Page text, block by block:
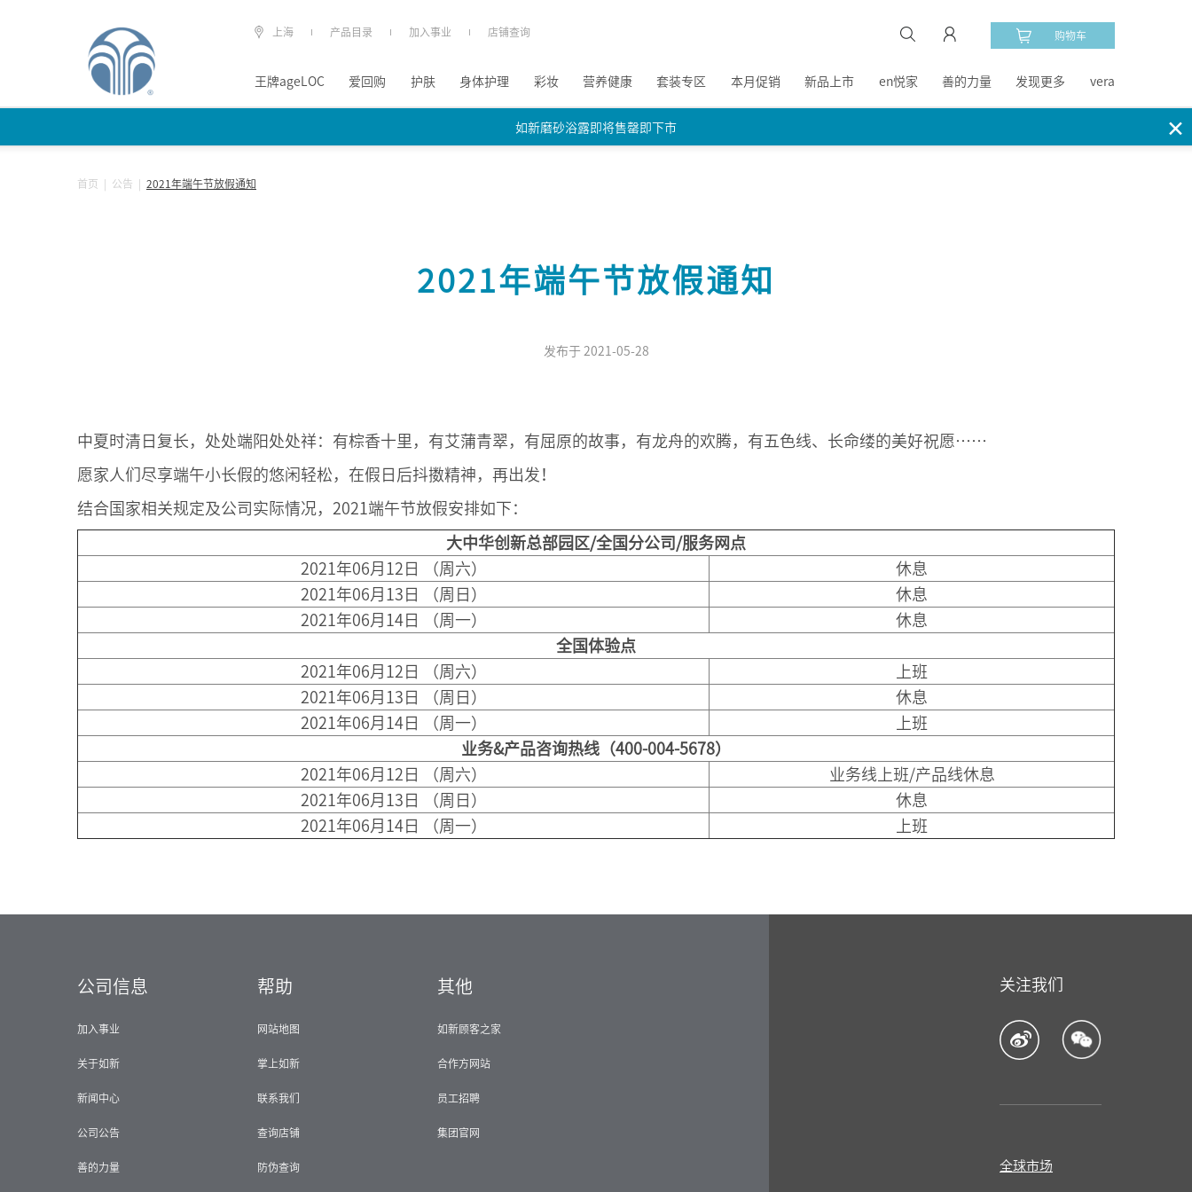
上海 产品目录 加入事业 店铺查询 购物车
王牌ageLOC 爱回购 护肤 身体护理 彩妆 营养健康 套装专区 本月促销 新品上市 en悦家 善的力量 发现更多 vera
✕
如新磨砂浴露即将售罄即下市
如新磨砂浴露即将售罄即下市
首页 公告 2021年端午节放假通知
2021年端午节放假通知
发布于 2021-05-28
中夏时清日复长，处处端阳处处祥：有棕香十里，有艾蒲青翠，有屈原的故事，有龙舟的欢腾，有五色线、长命缕的美好祝愿……
愿家人们尽享端午小长假的悠闲轻松，在假日后抖擞精神，再出发！
结合国家相关规定及公司实际情况，2021端午节放假安排如下：
大中华创新总部园区/全国分公司/服务网点
2021年06月12日 （周六）
休息
2021年06月13日 （周日）
休息
2021年06月14日 （周一）
休息
全国体验点
2021年06月12日 （周六）
上班
2021年06月13日 （周日）
休息
2021年06月14日 （周一）
上班
业务&产品咨询热线（400-004-5678）
2021年06月12日 （周六）
业务线上班/产品线休息
2021年06月13日 （周日）
休息
2021年06月14日 （周一）
上班
公司信息
加入事业
关于如新
新闻中心
公司公告
善的力量
帮助
网站地图
掌上如新
联系我们
查询店铺
防伪查询
其他
如新顾客之家
合作方网站
员工招聘
集团官网
关注我们
全球市场